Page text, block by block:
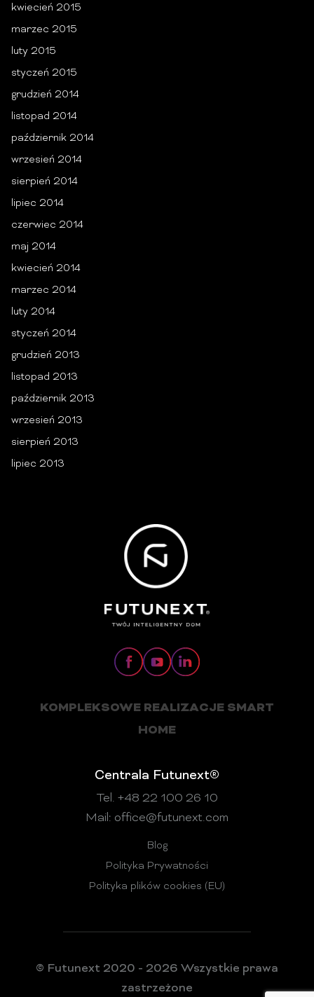
kwiecień 2015
marzec 2015
luty 2015
styczeń 2015
grudzień 2014
listopad 2014
październik 2014
wrzesień 2014
sierpień 2014
lipiec 2014
czerwiec 2014
maj 2014
kwiecień 2014
marzec 2014
luty 2014
styczeń 2014
grudzień 2013
listopad 2013
październik 2013
wrzesień 2013
sierpień 2013
lipiec 2013
KOMPLEKSOWE REALIZACJE SMART
HOME
Centrala Futunext®
Tel. +48 22 100 26 10
Mail: office@futunext.com
Blog
Polityka Prywatności
Polityka plików cookies (EU)
© Futunext 2020 - 2026 Wszystkie prawa
zastrzeżone